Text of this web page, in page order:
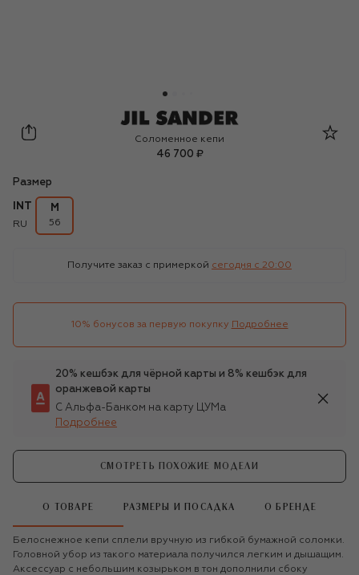
Jil Sander
Соломенное кепи
46 700 ₽
Размер
INT
RU
M
56
Получите заказ с примеркой сегодня c 20:00
10% бонусов за первую покупку Подробнее
20% кешбэк для чёрной карты и 8% кешбэк для
оранжевой карты
С Альфа-Банком на карту ЦУМа
Подробнее
СМОТРЕТЬ ПОХОЖИЕ МОДЕЛИ
О ТОВАРЕ РАЗМЕРЫ И ПОСАДКА О БРЕНДЕ
Белоснежное кепи сплели вручную из гибкой бумажной соломки.
Головной убор из такого материала получился легким и дышащим.
Аксессуар с небольшим козырьком в тон дополнили сбоку